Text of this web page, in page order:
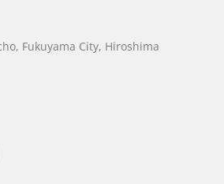
Fukuyama City, Hiroshima